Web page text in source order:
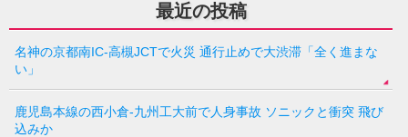
最近の投稿
名神の京都南IC-高槻JCTで火災 通行止めで大渋滞「全く進まな
い」
鹿児島本線の西小倉-九州工大前で人身事故 ソニックと衝突 飛び
込みか